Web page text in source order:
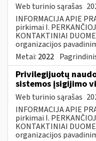
Web turinio sąrašas
INFORMACIJA APIE
pirkimai I.
KONTAKTINIAI
organizacijos
Metai: 2022
Privilegijuotų
sistemos įsigijimo
Web turinio sąrašas
INFORMACIJA APIE
pirkimai I.
KONTAKTINIAI
organizacijos